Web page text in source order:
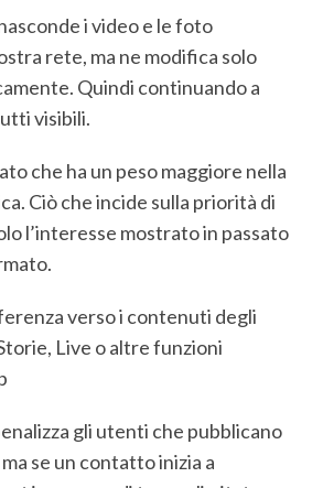
i video e le foto
rete, ma ne modifica solo
Quindi continuando a
visibili.
che ha un peso maggiore nella
Ciò che incide sulla priorità di
l’interesse mostrato in passato
verso i contenuti degli
Live o altre funzioni
gli utenti che pubblicano
se un contatto inizia a